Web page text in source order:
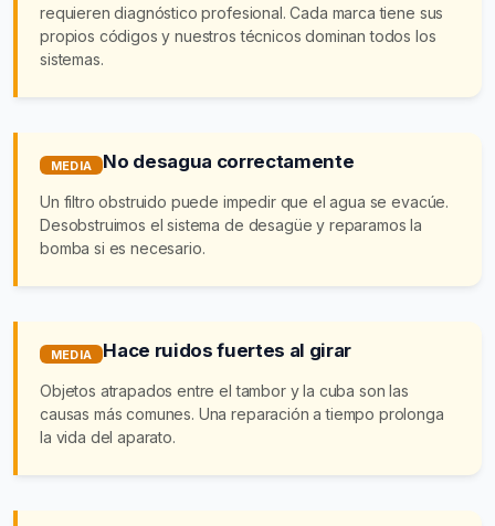
requieren diagnóstico profesional. Cada marca tiene sus
propios códigos y nuestros técnicos dominan todos los
sistemas.
MEDIA No desagua correctamente
Un filtro obstruido puede impedir que el agua se evacúe.
Desobstruimos el sistema de desagüe y reparamos la
bomba si es necesario.
MEDIA Hace ruidos fuertes al girar
Objetos atrapados entre el tambor y la cuba son las
causas más comunes. Una reparación a tiempo prolonga
la vida del aparato.